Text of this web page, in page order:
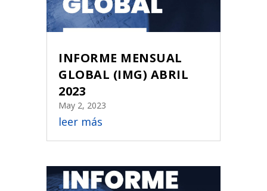
INFORME MENSUAL
GLOBAL (IMG) ABRIL
2023
May 2, 2023
leer más